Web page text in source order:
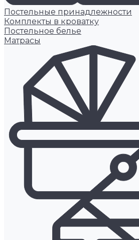
Постельные принадлежности
Комплекты в кроватку
Постельное белье
Матрасы